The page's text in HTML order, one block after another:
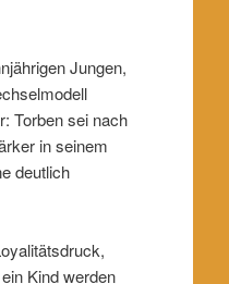
Jungen,
Torben sei nach
in seinem
deutlich
Kind werden